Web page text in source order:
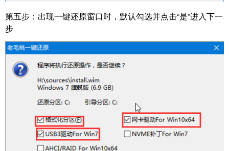
第五步： 出现一键还原窗口时，默认勾选并点击“是”进入下一
步